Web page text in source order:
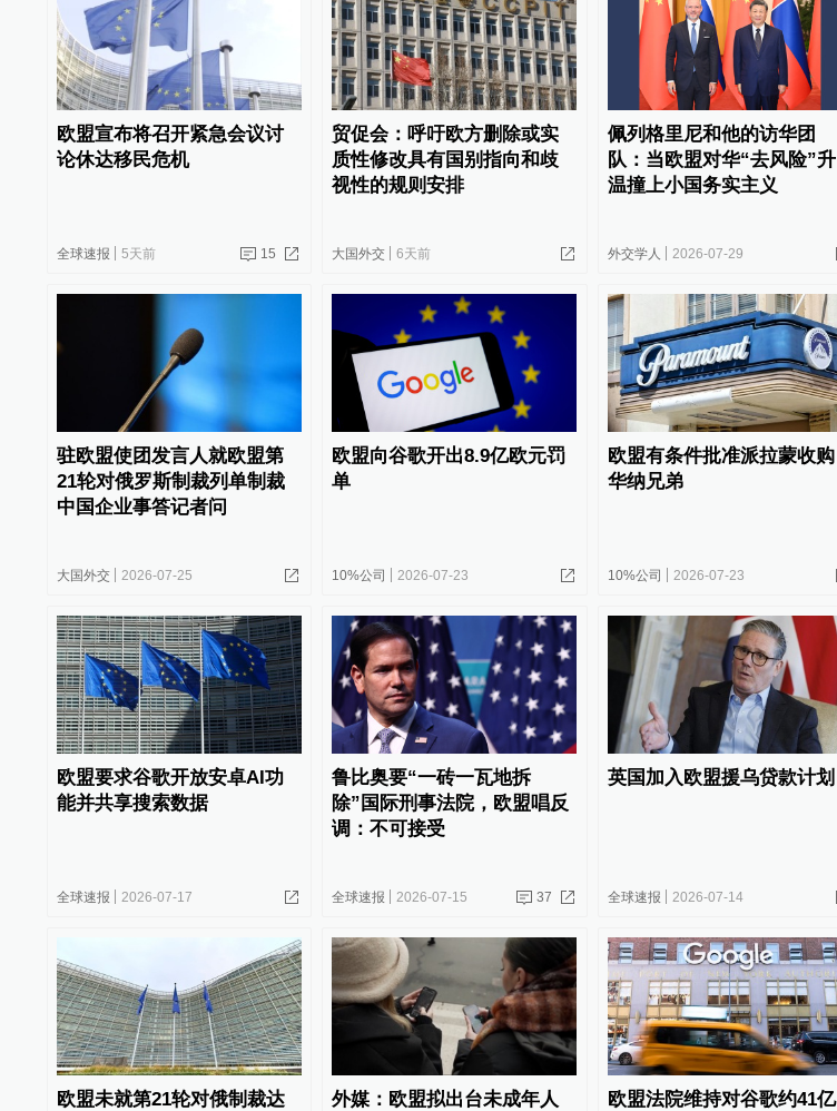
欧盟宣布将召开紧急会议讨
论休达移民危机
全球速报 5天前 15
贸促会：呼吁欧方删除或实
质性修改具有国别指向和歧
视性的规则安排
大国外交 6天前
佩列格里尼和他的访华团
队：当欧盟对华“去风险”升
温撞上小国务实主义
外交学人 2026-07-29
驻欧盟使团发言人就欧盟第
21轮对俄罗斯制裁列单制裁
中国企业事答记者问
大国外交 2026-07-25
欧盟向谷歌开出8.9亿欧元罚
单
10%公司 2026-07-23
欧盟有条件批准派拉蒙收购
华纳兄弟
10%公司 2026-07-23
欧盟要求谷歌开放安卓AI功
能并共享搜索数据
全球速报 2026-07-17
鲁比奥要“一砖一瓦地拆
除”国际刑事法院，欧盟唱反
调：不可接受
全球速报 2026-07-15 37
英国加入欧盟援乌贷款计划
全球速报 2026-07-14
欧盟未就第21轮对俄制裁达
外媒：欧盟拟出台未成年人
欧盟法院维持对谷歌约41亿